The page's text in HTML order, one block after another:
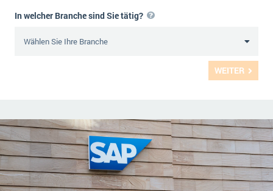
WEITER
In welcher Branche sind Sie tätig?